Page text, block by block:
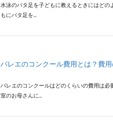
水泳のバタ足を子どもに教えるときにはど
もにバタ足を...
バレエのコンクール費用とは？費
バレエのコンクールはどのくらいの費用は
室のお母さんに...